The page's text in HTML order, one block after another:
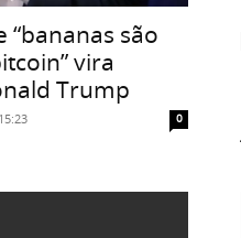
“bananas são
vira
Trump
0